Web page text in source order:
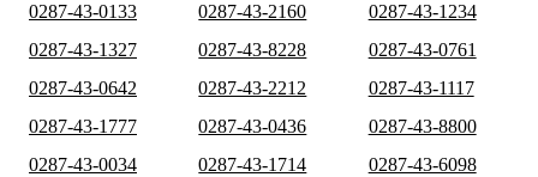
0287-43-0133
0287-43-2160
0287-43-1234
0287-43-1327
0287-43-8228
0287-43-0761
0287-43-0642
0287-43-2212
0287-43-1117
0287-43-1777
0287-43-0436
0287-43-8800
0287-43-0034
0287-43-1714
0287-43-6098